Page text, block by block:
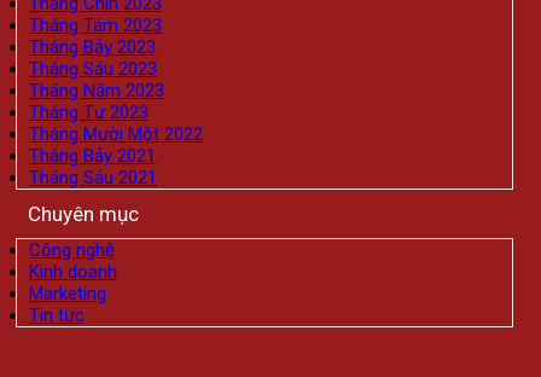
Tháng Tám 2023
Tháng Bảy 2023
Tháng Sáu 2023
Tháng Năm 2023
Tháng Tư 2023
Tháng Mười Một 2022
Tháng Bảy 2021
Tháng Sáu 2021
Chuyên mục
Công nghệ
Kinh doanh
Marketing
Tin tức